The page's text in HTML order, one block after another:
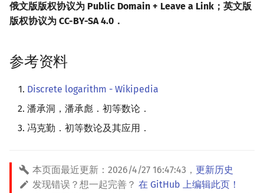
俄文版版权协议为 Public Domain + Leave a Link；英文版
版权协议为 CC-BY-SA 4.0．
参考资料
Discrete logarithm - Wikipedia
潘承洞，潘承彪．初等数论．
冯克勤．初等数论及其应用．
本页面最近更新： 2026/4/27 16:47:43 ， 更新历史
发现错误？想一起完善？ 在 GitHub 上编辑此页！